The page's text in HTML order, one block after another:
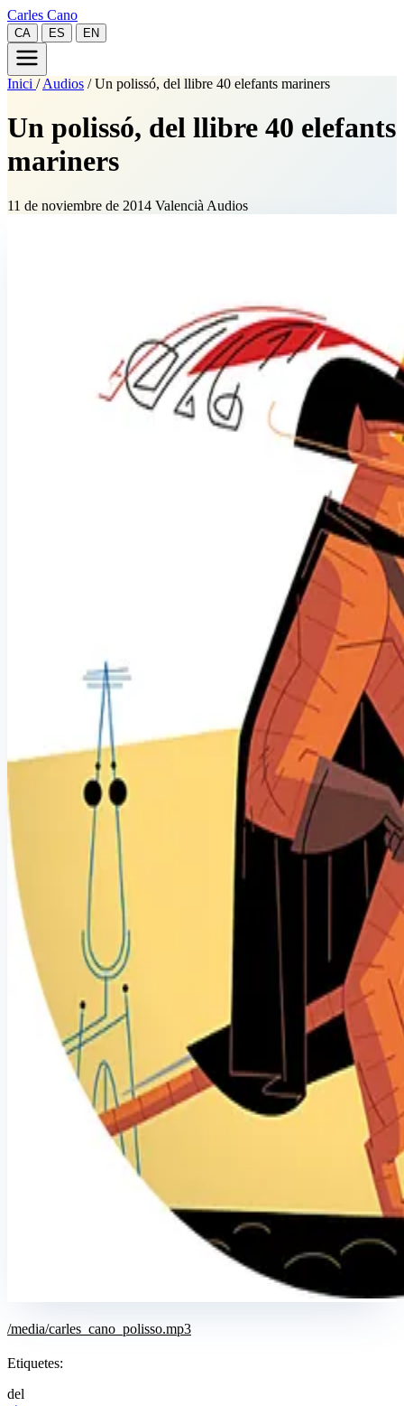
Carles Cano
CA ES EN
Inici / Audios / Un polissó, del llibre 40 elefants mariners
Un polissó, del llibre 40 elefants
mariners
11 de noviembre de 2014 Valencià Audios
/media/carles_cano_polisso.mp3
Etiquetes:
del